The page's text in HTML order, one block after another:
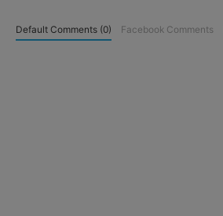
Default Comments (0) Facebook Comments